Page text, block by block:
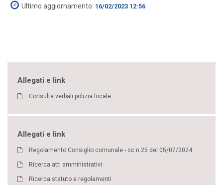
Ultimo aggiornamento: 16/02/2023 12:56
Allegati e link
Consulta verbali polizia locale
Allegati e link
Regolamento Consiglio comunale - cc n.25 del 05/07/2024
Ricerca atti amministrativi
Ricerca statuto e regolamenti